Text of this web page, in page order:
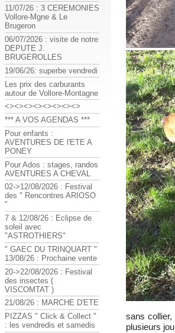
sans collier,
plusieurs
11/07/26 : 3 CEREMONIES
Vollore-Mgne & Le
Brugeron
06/07/2026 : visite de notre
DEPUTE J.
BRUGEROLLES
19/06/26: superbe vendredi
Les prix des carburants
autour de Vollore-Montagne
<><><><><><><><>
*** A VOS AGENDAS ***
Pour enfants :
AVENTURES DE l'ETE A
PONEY
Pour Ados : stages, randos
AVENTURES A CHEVAL
02->12/08/2026 : Festival
des " Rencontres ARIOSO
"
7 & 12/08/26 : Eclipse de
soleil avec
"ASTROTHIERS"
" GAEC DU TRINQUART "
13/08/26 : Prochaine vente
20->22/08/2026 : Festival
des insectes (
VISCOMTAT )
21/08/26 : MARCHE D'ETE
PIZZAS " Click & Collect "
: les vendredis et samedis